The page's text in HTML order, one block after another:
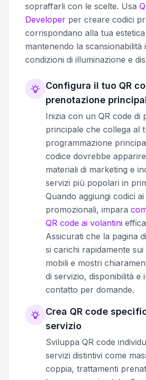
sopraffarli con le scelte. Usa
Developer per creare codici
corrispondano alla tua
mantenendo la scansionabilità
condizioni di illuminazione e
Configura il tuo QR
prenotazione
Inizia con un QR code di
principale che collega al
programmazione
codice dovrebbe
materiali di marketing e
servizi più popolari in
Quando aggiungi codici
promozionali, impara
QR code ai volantini
Assicurati che la pagina
si carichi rapidamente sui
mobili e mostri
di servizio, disponibilità e
contatto per domande.
Crea QR code
servizio
Sviluppa QR code
servizi distintivi come
coppia, trattamenti